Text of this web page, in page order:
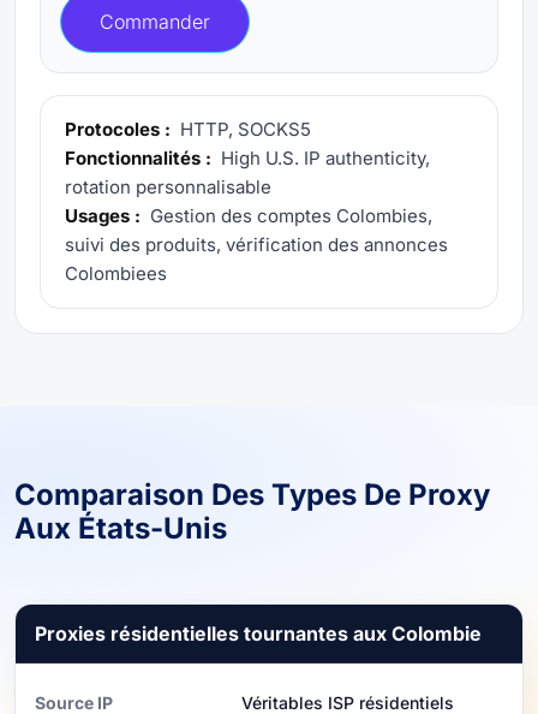
Commander
Protocoles : HTTP, SOCKS5
Fonctionnalités : High U.S. IP authenticity,
rotation personnalisable
Usages : Gestion des comptes Colombies,
suivi des produits, vérification des annonces
Colombiees
Comparaison Des Types De Proxy
Aux États-Unis
Proxies résidentielles tournantes aux Colombie
Source IP
Véritables ISP résidentiels